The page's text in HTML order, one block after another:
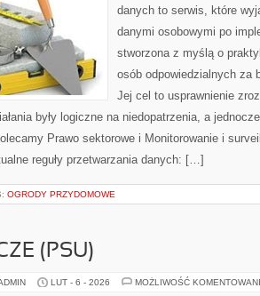
danych to serwis, które
danymi osobowymi po
stworzona z myślą o
osób odpowiedzialnych za
Jej cel to usprawnienie
były logiczne na niedopatrzenia, a
Prawo sektorowe i Monitorowanie i
reguły przetwarzania danych: […]
OGRODY PRZYDOMOWE
(PSU)
LUT - 6 - 2026 MOŻLIWOŚĆ